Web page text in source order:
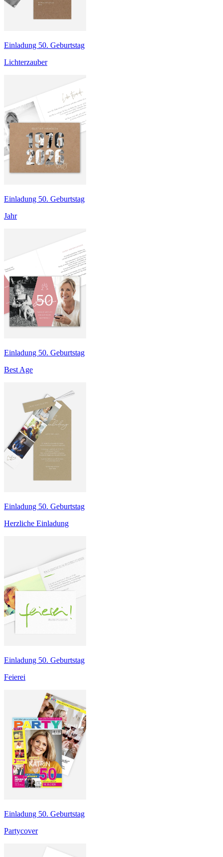
Einladung 50. Geburtstag
Lichterzauber
Einladung 50. Geburtstag
Jahr
Einladung 50. Geburtstag
Best Age
Einladung 50. Geburtstag
Herzliche Einladung
Einladung 50. Geburtstag
Feierei
Einladung 50. Geburtstag
Partycover